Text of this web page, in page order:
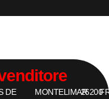
DE
MONTELIMAR26200